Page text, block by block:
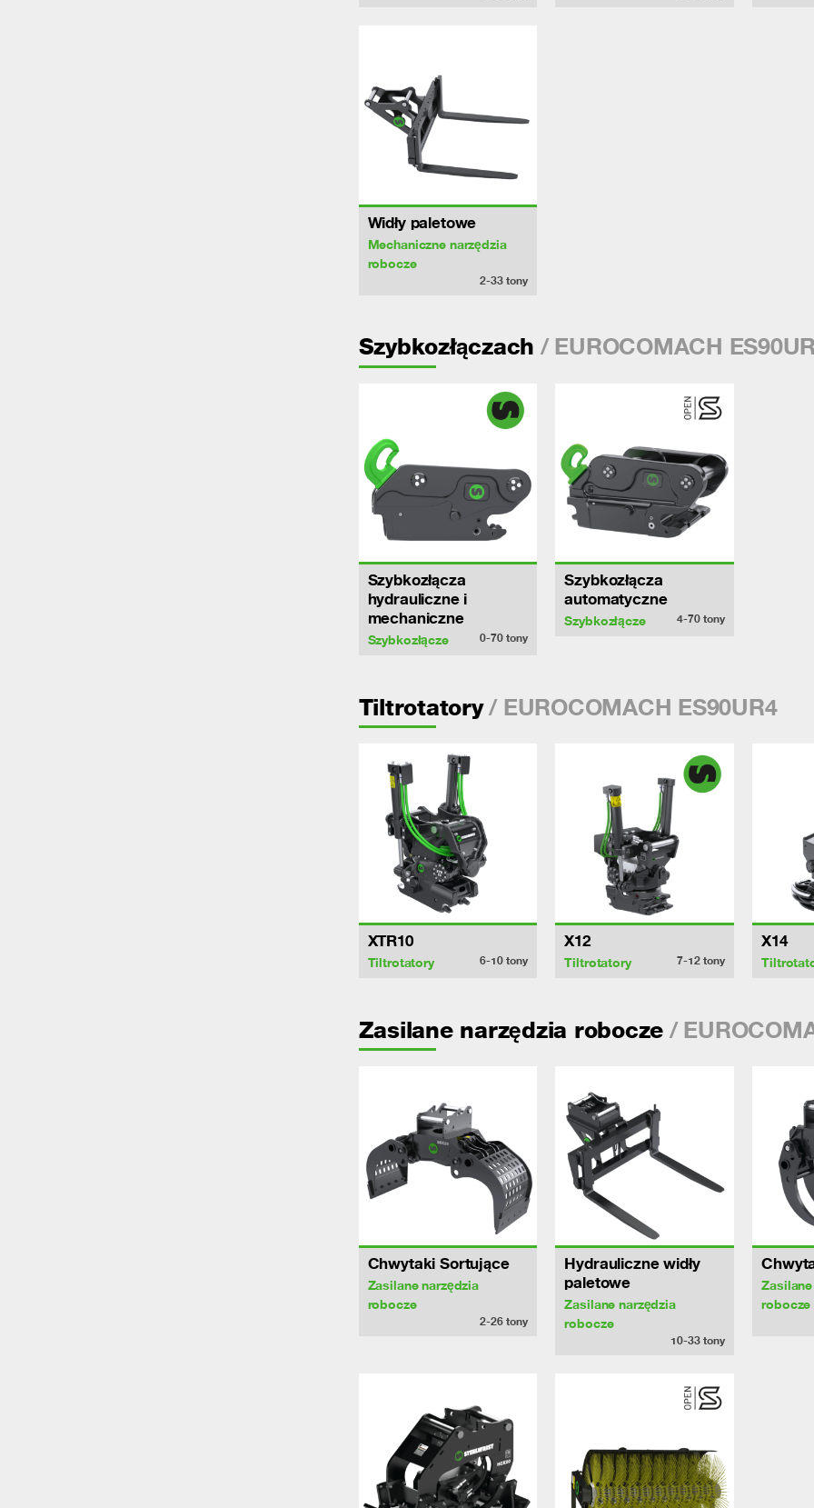
Widły paletowe
Mechaniczne narzędzia
robocze
2-33tony
Szybkozłączach / EUROCOMACH
Szybkozłącza
hydrauliczne i
mechaniczne
Szybkozłącze 0-70tony
Szybkozłącza
automatyczne
Szybkozłącze 4-70tony
Tiltrotatory/ EUROCOMACH ES90UR4
XTR10
Tiltrotatory 6-10tony
X12
Tiltrotatory 7-12tony
X14
Zasilane narzędzia robocze /
Chwytaki Sortujące
Zasilane narzędzia
robocze
2-26tony
Hydrauliczne widły
paletowe
Zasilane narzędzia
robocze
10-33tony
robocze